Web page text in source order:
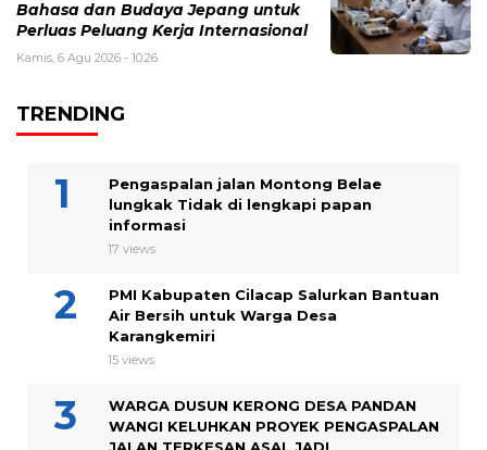
Bahasa dan Budaya Jepang untuk
Perluas Peluang Kerja Internasional
Kamis, 6 Agu 2026 - 10:26
TRENDING
Pengaspalan jalan Montong Belae
lungkak Tidak di lengkapi papan
informasi
17 views
PMI Kabupaten Cilacap Salurkan Bantuan
Air Bersih untuk Warga Desa
Karangkemiri
15 views
WARGA DUSUN KERONG DESA PANDAN
WANGI KELUHKAN PROYEK PENGASPALAN